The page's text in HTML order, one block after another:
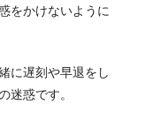
をかけないように
に遅刻や早退をし
迷惑です。